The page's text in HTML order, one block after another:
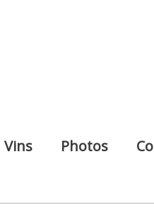
Vins Photos